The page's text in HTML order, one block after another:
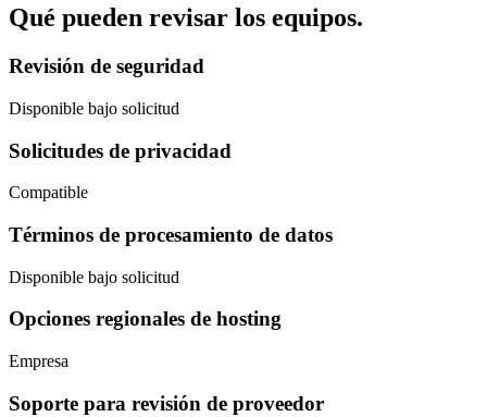
Qué pueden revisar los equipos.
Revisión de seguridad
Disponible bajo solicitud
Solicitudes de privacidad
Compatible
Términos de procesamiento de datos
Disponible bajo solicitud
Opciones regionales de hosting
Empresa
Soporte para revisión de proveedor